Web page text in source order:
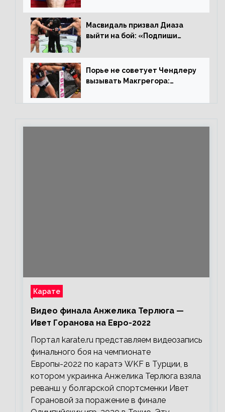
Иге – про бой с Евлоевым
Масвидаль призвал Диаза
выйти на бой: «Подпиши
повторим»
Порье не советует Чендлеру
вызывать Макгрегора:
каждом бою, а Конор умеет
Карате
Видео финала Анжелика Терлюга —
Ивет Горанова на Евро-2022
Портал karate.ru представляем видеозапись
финального боя на чемпионате
Европы-2022 по каратэ WKF в Турции, в
котором украинка Анжелика Терлюга взяла
реванш у болгарской спортсменки Ивет
Горановой за поражение в финале